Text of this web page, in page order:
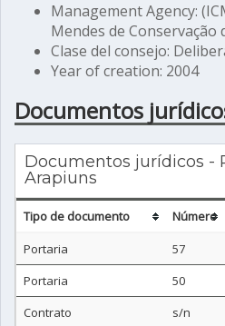
Management Agency:
Mendes de Conservação
Clase del consejo:
Year of creation: 2004
Documentos
Documentos jurídicos -
Arapiuns
Tipo de documento Número
Portaria
57
Portaria
50
Contrato
s/n